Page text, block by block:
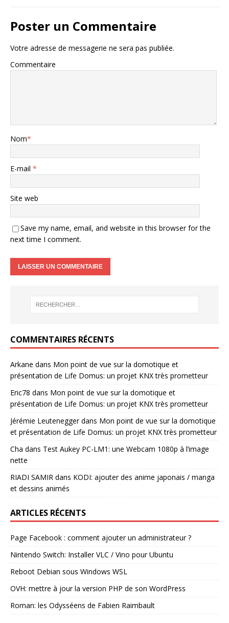
Poster un Commentaire
Votre adresse de messagerie ne sera pas publiée.
Commentaire
Nom*
E-mail *
Site web
Save my name, email, and website in this browser for the
next time I comment.
COMMENTAIRES RÉCENTS
Arkane dans Mon point de vue sur la domotique et
présentation de Life Domus: un projet KNX très prometteur
Eric78 dans Mon point de vue sur la domotique et
présentation de Life Domus: un projet KNX très prometteur
Jérémie Leuteneggerdans Mon point de vue sur la domotique
et présentation de Life Domus: un projet KNX très prometteur
Cha dans Test Aukey PC-LM1: une Webcam 1080p à l’image
nette
RIADI SAMIR dans KODI: ajouter des anime japonais / manga
et dessins animés
ARTICLES RÉCENTS
Page Facebook : comment ajouter un administrateur ?
Nintendo Switch: Installer VLC / Vino pour Ubuntu
Reboot Debian sous Windows WSL
OVH: mettre à jour la version PHP de son WordPress
Roman: les Odysséens de Fabien Raimbault